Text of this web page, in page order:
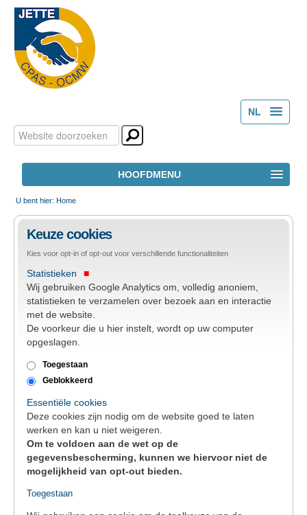
NL
Persoonlijke
hulpmiddelen
Zoek
Geavanceerd
HOOFDMENU
HOME
HET OCMW
MAATSCHAPPELIJK WELZIJN
TEWERKSTELLING
VOEDSELHULP
SENIOREN
CULTUUR EN JEUGD
U bent hier: Home
Keuze cookies
Kies voor opt-in of opt-out voor verschillende functionaliteiten
Statistieken
Wij gebruiken Google Analytics om, volledig anoniem,
statistieken te verzamelen over bezoek aan en interactie
met de website.
De voorkeur die u hier instelt, wordt op uw computer
opgeslagen.
Toegestaan
Geblokkeerd
Essentiële cookies
Deze cookies zijn nodig om de website goed te laten
werken en kan u niet weigeren.
Om te voldoen aan de wet op de
gegevensbescherming, kunnen we hiervoor niet de
mogelijkheid van opt-out bieden.
Toegestaan